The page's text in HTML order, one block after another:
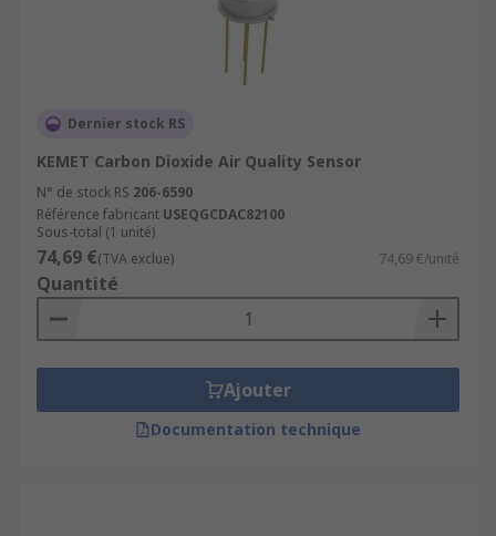
Dernier stock RS
KEMET Carbon Dioxide Air Quality Sensor
N° de stock RS 206-6590
Référence fabricant USEQGCDAC82100
Sous-total (1 unité)
74,69 €(TVA exclue) 74,69 €/unité
Quantité
Ajouter
Documentation technique